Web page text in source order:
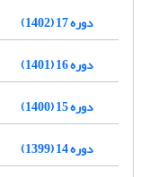
دوره 17 (1402)
دوره 16 (1401)
دوره 15 (1400)
دوره 14 (1399)